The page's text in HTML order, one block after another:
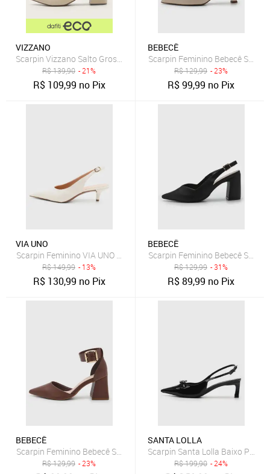
VIZZANO
Scarpin Vizzano Salto Grosso Off-White
R$139,90 - 21%
R$ 109,99 no Pix
BEBECÊ
Scarpin Feminino Bebecê Salto
R$129,99 - 23%
R$99,99 no Pix
VIA UNO
Scarpin Feminino VIA UNO Bico Fino Branco
R$149,99 - 13%
R$ 130,99 no Pix
BEBECÊ
Scarpin Feminino Bebecê Salto
R$129,99 - 31%
R$89,99 no Pix
BEBECÊ
Scarpin Feminino Bebecê Salto Médio Marrom
R$129,99 - 23%
SANTA LOLLA
Scarpin Santa Lolla Baixo Preto
R$199,90 - 24%